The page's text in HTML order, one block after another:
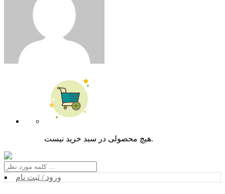
هیچ محصولی در سبد خرید نیست.
ورود / ثبت نام